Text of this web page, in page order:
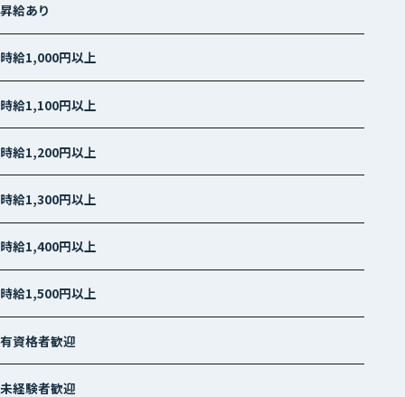
昇給あり
時給1,000円以上
時給1,100円以上
時給1,200円以上
時給1,300円以上
時給1,400円以上
時給1,500円以上
有資格者歓迎
未経験者歓迎